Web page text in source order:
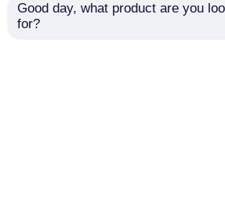
Good day, what product are you
for?